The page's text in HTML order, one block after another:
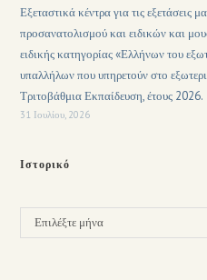
Εξεταστικά κέντρα για τις εξετάσεις
προσανατολισμού και ειδικών και
ειδικής κατηγορίας «Ελλήνων του
υπαλλήλων που υπηρετούν στο
Τριτοβάθμια Εκπαίδευση, έτους 2026.
31 Ιουλίου, 2026
Ιστορικό
Επιλέξτε μήνα